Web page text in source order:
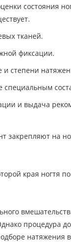
состояния
тканей.
фиксации.
и степени
специальным
и выдача
закрепляют на
края ногтя
процедура
натяжения